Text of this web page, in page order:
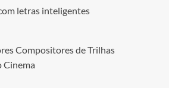
letras inteligentes
Compositores de Trilhas
Cinema